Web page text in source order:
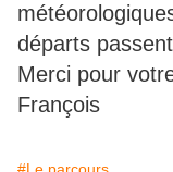
départs
Merci pour
François